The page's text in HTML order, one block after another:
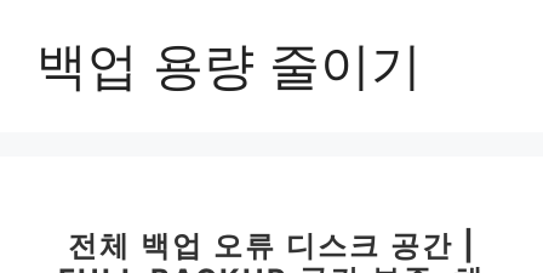
백업 용량 줄이기
전체 백업 오류 디스크 공간 |